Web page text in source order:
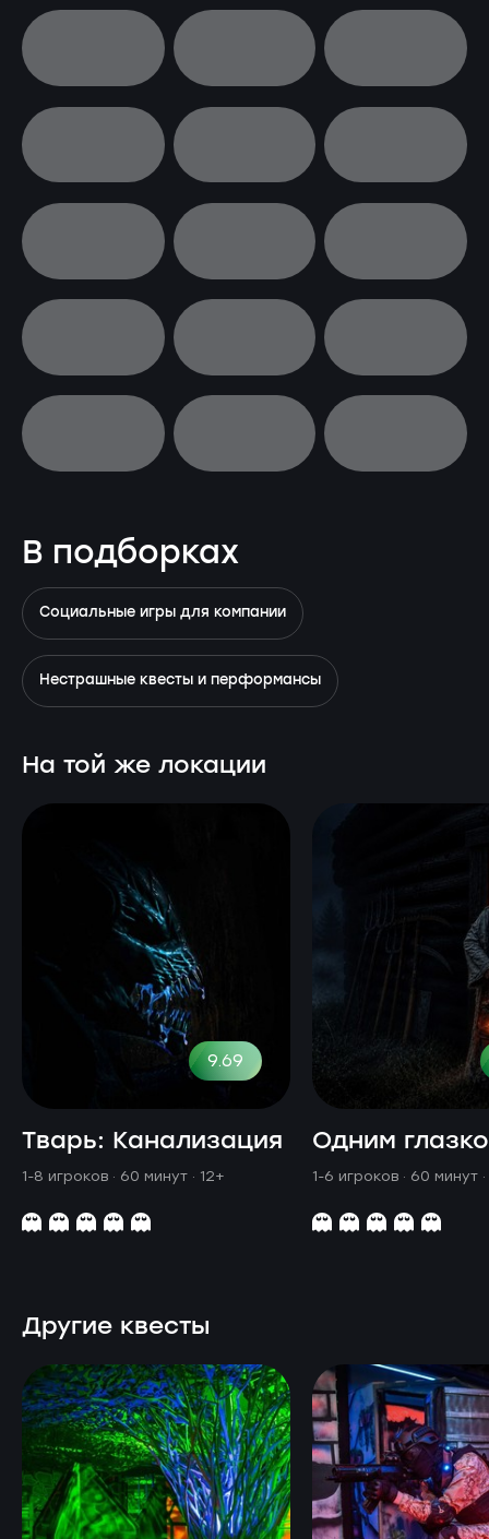
В подборках
Социальные игры для компании
Нестрашные квесты и перформансы
На той же локации
9.69
Тварь: Канализация
1-8 игроков · 60 минут · 12+
Одним
1-6 игроков · 60 минут
Другие квесты